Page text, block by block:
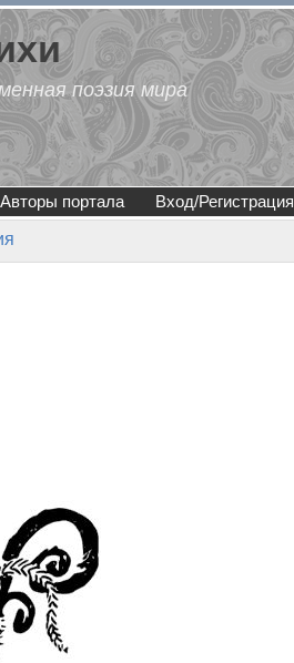
поэзия мира
Авторы портала Вход/Регистрация